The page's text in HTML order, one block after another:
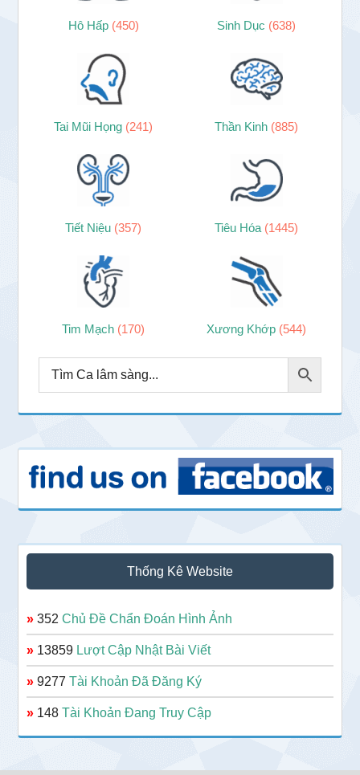
Hô Hấp (450) Sinh Dục (638)
Tai Mũi Họng (241) Thần Kinh (885)
Tiết Niệu (357) Tiêu Hóa (1445)
Tim Mạch (170) Xương Khớp (544)
Thống Kê Website
» 352Chủ Đề Chẩn Đoán Hình Ảnh
» 13859 Lượt Cập Nhật Bài Viết
» 9277Tài Khoản Đã Đăng Ký
» 148Tài Khoản Đang Truy Cập